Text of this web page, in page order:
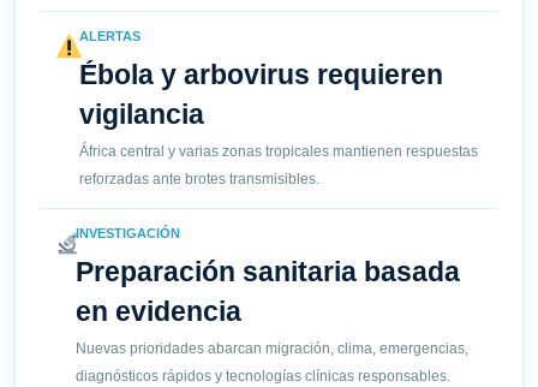
ALERTAS
Ébola y arbovirus requieren
vigilancia
África central y varias zonas tropicales mantienen respuestas
reforzadas ante brotes transmisibles.
INVESTIGACIÓN
Preparación sanitaria basada
en evidencia
Nuevas prioridades abarcan migración, clima, emergencias,
diagnósticos rápidos y tecnologías clínicas responsables.